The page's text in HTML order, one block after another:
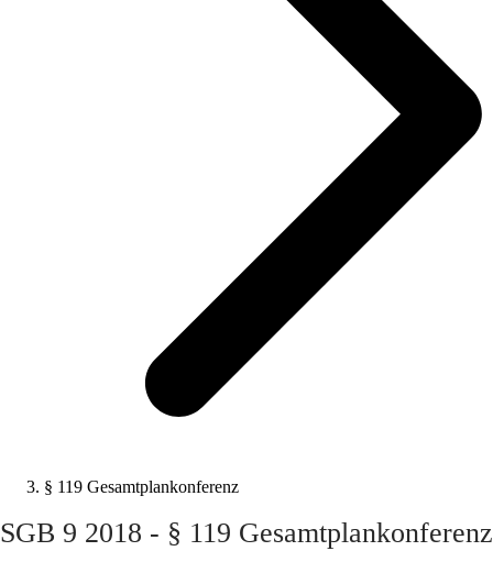
§ 119 Gesamtplankonferenz
SGB 9 2018 - § 119 Gesamtplankonferenz